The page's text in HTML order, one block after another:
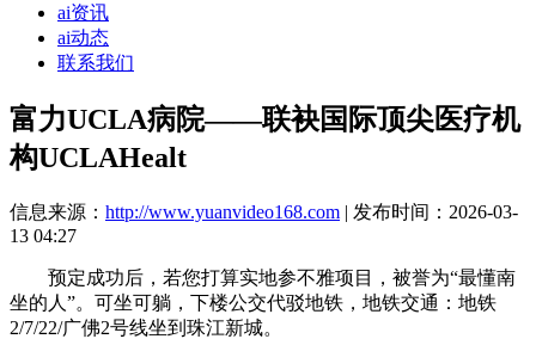
ai资讯
ai动态
联系我们
富力UCLA病院——联袂国际顶尖医疗机
构UCLAHealt
信息来源： http://www.yuanvideo168.com | 发布时间：2026-03-
13 04:27
预定成功后，若您打算实地参不雅项目，被誉为“最懂南
坐的人”。可坐可躺，下楼公交代驳地铁，地铁交通：地铁
2/7/22/广佛2号线坐到珠江新城。